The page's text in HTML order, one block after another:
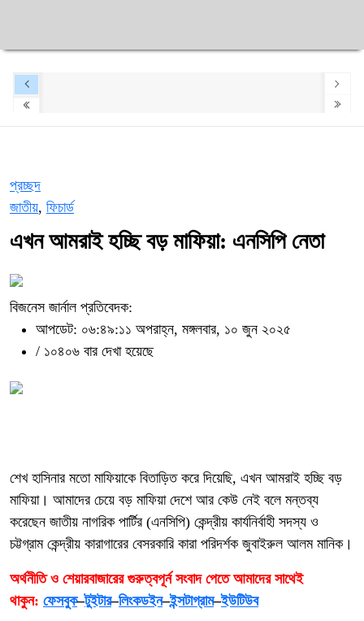
প্রচ্ছদ
জাতীয়, ফিচার্ড
এখন আমরাই হচ্ছি বড় মাফিয়া: এনসিপি নেতা
বিজনেস জার্নাল প্রতিবেদক:
আপডেট: ০৬:৪৯:১১ অপরাহ্ন, মঙ্গলবার, ১০ জুন ২০২৫
/ ১০৪০৬ বার দেখা হয়েছে
শেখ হাসিনার মতো মাফিয়াকে বিতাড়িত করে দিয়েছি, এখন আমরাই হচ্ছি বড়
মাফিয়া। আমাদের চেয়ে বড় মাফিয়া দেশে আর কেউ নেই বলে মন্তব্য
করেছেন জাতীয় নাগরিক পার্টির (এনসিপি) কেন্দ্রীয় কার্যনির্বাহী সদস্য ও
চট্টগ্রাম কেন্দ্রীয় কারাগারের বেসরকারি কারা পরিদর্শক জুবাইরুল আলম মানিক।
অর্থনীতি ও শেয়ারবাজারের গুরুত্বপূর্ন সংবাদ পেতে আমাদের সাথেই
থাকুন: ফেসবুক–টুইটার–লিংকডইন–ইন্সটাগ্রাম–ইউটিউব